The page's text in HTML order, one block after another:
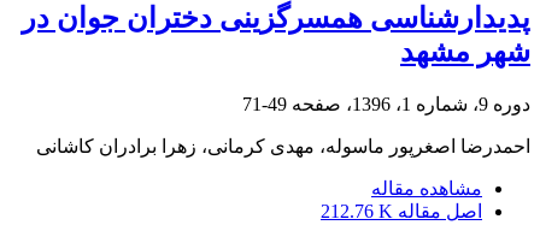
پدیدارشناسی همسرگزینی دختران جوان در
شهر مشهد
دوره 9، شماره 1، 1396، صفحه 49-71
احمدرضا اصغرپور ماسوله، مهدی کرمانی، زهرا برادران کاشانی
مشاهده مقاله
اصل مقاله 212.76 K